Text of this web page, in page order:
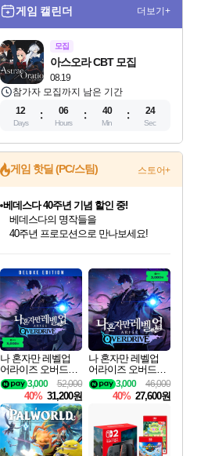
게임 캘린더 더보기+
모집
08.19
아스오라 CBT 모집
참가자 모집까지 남은 기간
12
Days
06
Hours
40
Min
23
Sec
게임 핫딜 (PC/스팀) 스토어+
최대 90% 할인가를 만나보세요!
네이버혜택과 함께 만나보세요!
50%할인&추가 적립까지!
이니&베니 혜택까지!
네이버 혜택가와 함께 예약하세요!
할인&네이버혜택으로 만나보세요!
네이버페이 혜택과 만나보세요!
베데스다 40주년 기념 할인 중!
베데스다의 명작들을
40주년 프로모션으로 만나보세요!
마블 투혼 파이팅 소울즈 예약 판매 중!
마블 히어로 총 출동&화려한 격투!
네이버 포인트 혜택까지!
할인가에 만나보세요!
일부 에디션 상시 할인!
혜택으로 예약 판매 중
편안하게 충전하세요
나 혼자만 레벨업
어라이즈 오버드라
이브 디럭스 에디션
Solo Leveling Arise
Overdrive Deluxe Edi
tion
52,000
3,000
40% 31,200원
나 혼자만 레벨업
어라이즈 오버드라
이브 Solo Leveling A
rise
46,000
3,000
40% 27,600원